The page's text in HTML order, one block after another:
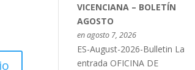
VICENCIANA – BOLETÍN
AGOSTO
en agosto 7, 2026
ES-August-2026-Bulletin La
entrada OFICINA DE